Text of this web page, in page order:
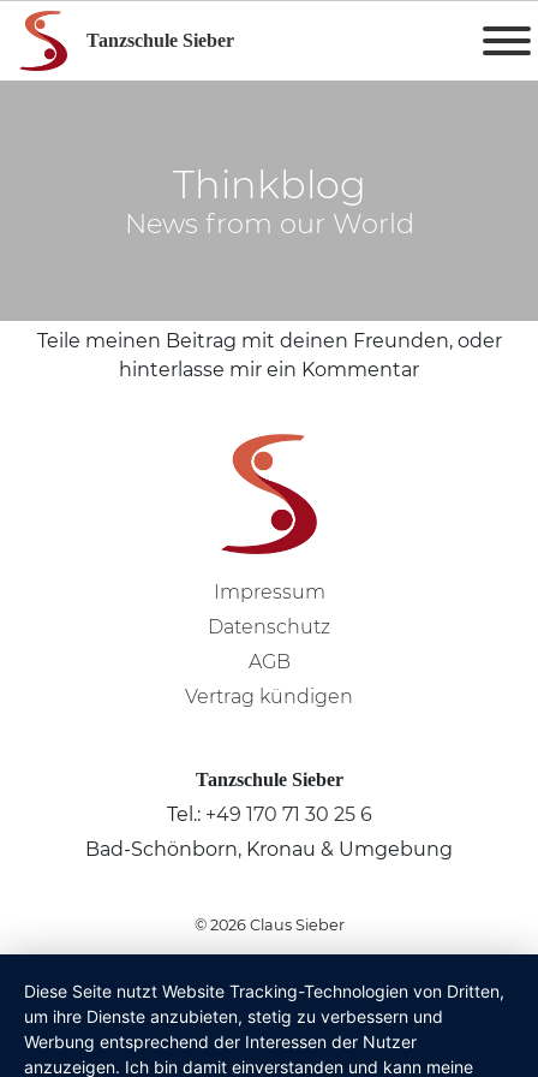
Tanzschule Sieber
Thinkblog
News from our World
Teile meinen Beitrag mit deinen Freunden, oder
hinterlasse mir ein Kommentar
Diese Seite nutzt Website Tracking-Technologien von Dritten,
um ihre Dienste anzubieten, stetig zu verbessern und
Werbung entsprechend der Interessen der Nutzer
anzuzeigen. Ich bin damit einverstanden und kann meine
Impressum
Datenschutz
AGB
Vertrag kündigen
Tanzschule Sieber
Tel.: +49 170 71 30 25 6
Bad-Schönborn, Kronau & Umgebung
© 2026 Claus Sieber